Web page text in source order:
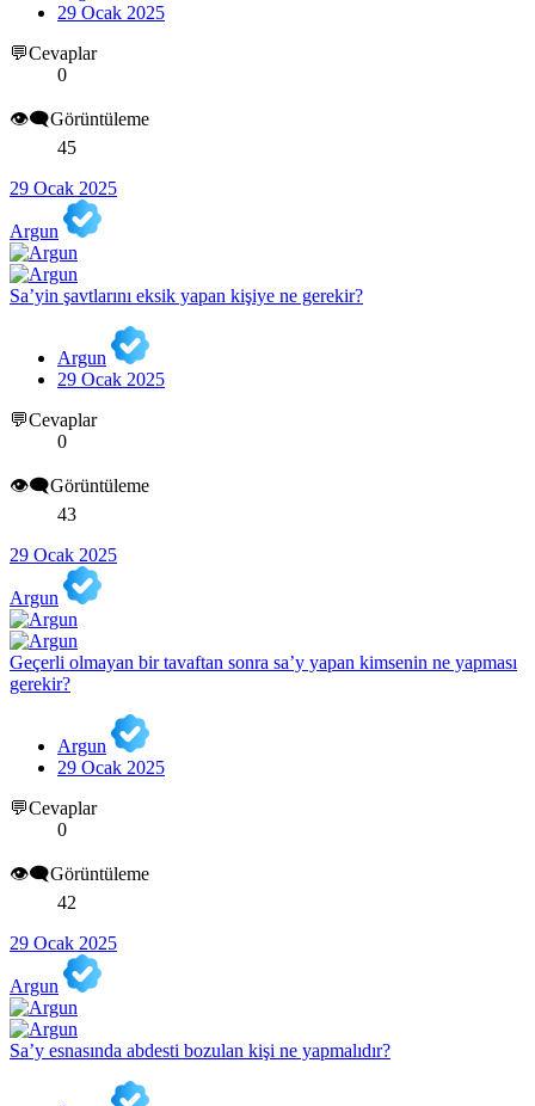
29 Ocak 2025
💬Cevaplar
0
👁️‍🗨️Görüntüleme
45
29 Ocak 2025
Argun
Sa’yin şavtlarını eksik yapan kişiye ne gerekir?
Argun
29 Ocak 2025
💬Cevaplar
0
👁️‍🗨️Görüntüleme
43
29 Ocak 2025
Argun
Geçerli olmayan bir tavaftan sonra sa’y yapan kimsenin ne yapması
gerekir?
Argun
29 Ocak 2025
💬Cevaplar
0
👁️‍🗨️Görüntüleme
42
29 Ocak 2025
Argun
Sa’y esnasında abdesti bozulan kişi ne yapmalıdır?